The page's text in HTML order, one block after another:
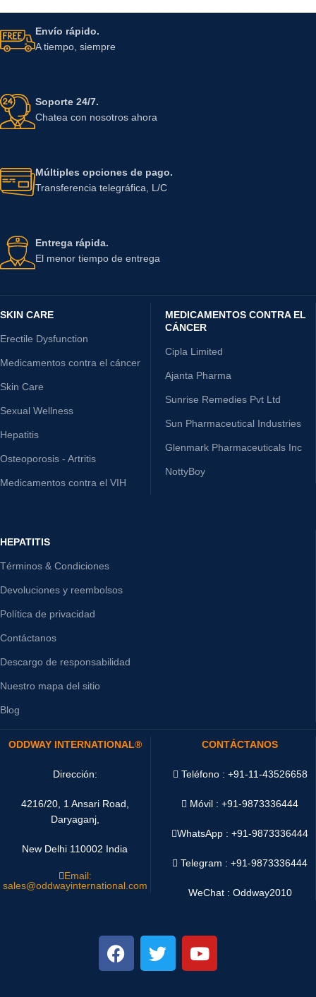
Envío rápido.
A tiempo, siempre
Soporte 24/7.
Chatea con nosotros ahora
Múltiples opciones de pago.
Transferencia telegráfica, L/C
Entrega rápida.
El menor tiempo de entrega
SKIN CARE
Erectile Dysfunction
Medicamentos contra el cáncer
Skin Care
Sexual Wellness
Hepatitis
Osteoporosis - Artritis
Medicamentos contra el VIH
MEDICAMENTOS CONTRA EL
CÁNCER
Cipla Limited
Ajanta Pharma
Sunrise Remedies Pvt Ltd
Sun Pharmaceutical Industries
Glenmark Pharmaceuticals Inc
NottyBoy
HEPATITIS
Términos & Condiciones
Devoluciones y reembolsos
Política de privacidad
Contáctanos
Descargo de responsabilidad
Nuestro mapa del sitio
Blog
ODDWAY INTERNATIONAL®
Dirección:
4216/20, 1 Ansari Road,
Daryaganj,
New Delhi 110002 India
Email:
sales@oddwayinternational.com
CONTÁCTANOS
Teléfono : +91-11-43526658
Móvil : +91-9873336444
WhatsApp :+91-9873336444
Telegram : +91-9873336444
WeChat : Oddway2010